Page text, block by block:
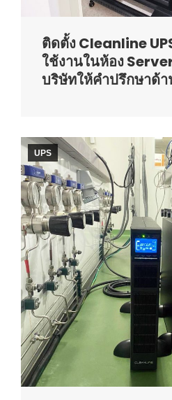
ติดตั้ง Cleanline
ใช้งานในห้อง
บริษัทให้คำปรึกษาด้
UPS